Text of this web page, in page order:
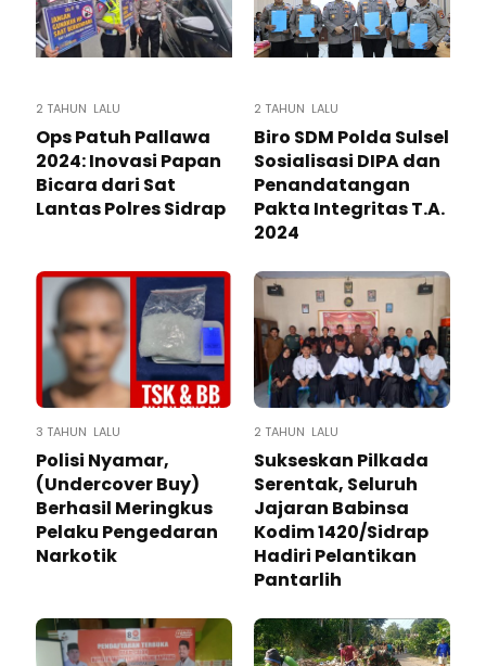
2 TAHUN LALU
Ops Patuh Pallawa
2024: Inovasi Papan
Bicara dari Sat
Lantas Polres Sidrap
2 TAHUN LALU
Biro SDM Polda Sulsel
Sosialisasi DIPA dan
Penandatangan
Pakta Integritas T.A.
2024
3 TAHUN LALU
Polisi Nyamar,
(Undercover Buy)
Berhasil Meringkus
Pelaku Pengedaran
Narkotik
2 TAHUN LALU
Sukseskan Pilkada
Serentak, Seluruh
Jajaran Babinsa
Kodim 1420/Sidrap
Hadiri Pelantikan
Pantarlih